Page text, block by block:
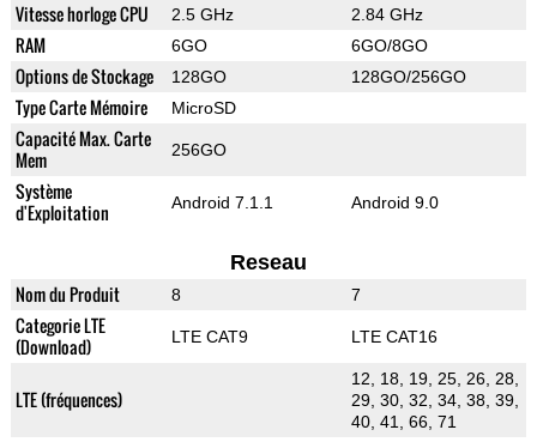
Vitesse horloge CPU 2.5 GHz 2.84 GHz
RAM 6GO 6GO/8GO
Options de Stockage 128GO 128GO/256GO
Type Carte Mémoire MicroSD
Capacité Max. Carte
Mem
256GO
Système
d'Exploitation
Android 7.1.1 Android 9.0
Reseau
Nom du Produit 8 7
Categorie LTE
(Download)
LTE CAT9 LTE CAT16
LTE (fréquences)
12, 18, 19, 25, 26, 28,
29, 30, 32, 34, 38, 39,
40, 41, 66, 71